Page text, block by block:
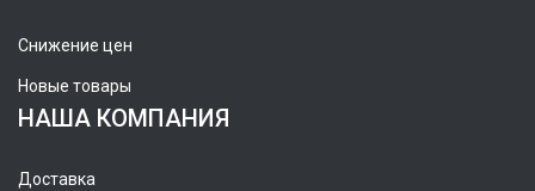
Снижение цен
Новые товары
НАША КОМПАНИЯ
Доставка